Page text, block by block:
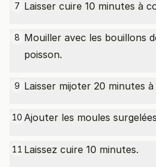
7 Laisser cuire 10 minutes à
8 Mouiller avec les bouillons
poisson.
9 Laisser mijoter 20 minutes
10 Ajouter les moules surgelées
11 Laissez cuire 10 minutes.